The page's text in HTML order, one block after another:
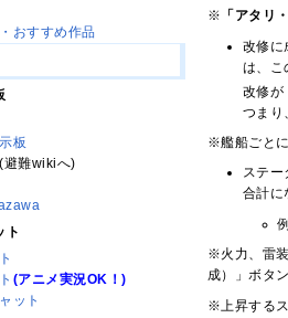
※ 「アタリ
改修に
は、こ
改修が
つまり
※艦船ごと
ステ
合計に
※火力、雷
成）」ボタ
※上昇する
おすすめ作品
板
(避難wikiへ)
ト
(アニメ実況OK！)
ット